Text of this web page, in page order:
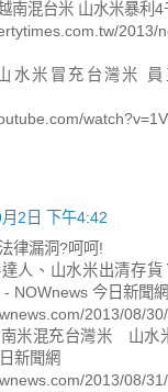
南混台米 山水米暴利4
2013/
水米冒充台灣米
2日 下午4:42
律漏洞?呵呵!
達人、山水米出清存
NOWnews 今日新聞網
2013/08/
南米混充台灣米 山水
新聞網
2013/08/